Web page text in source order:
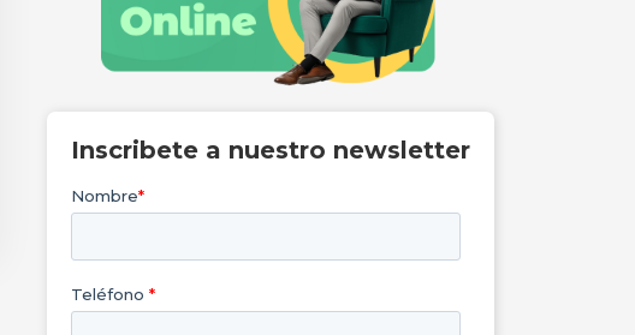
Inscribete a nuestro newsletter